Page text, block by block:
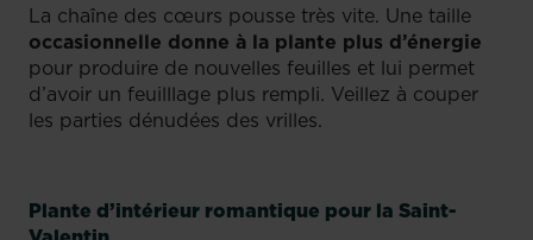
La chaîne des cœurs pousse très vite. Une taille
occasionnelle donne à la plante plus d’énergie
pour produire de nouvelles feuilles et lui permet
d’avoir un feuilllage plus rempli. Veillez à couper
les parties dénudées des vrilles.
Plante d’intérieur romantique pour la Saint-